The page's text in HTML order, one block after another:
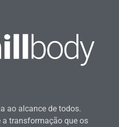
ao alcance de todos.
a transformação que os